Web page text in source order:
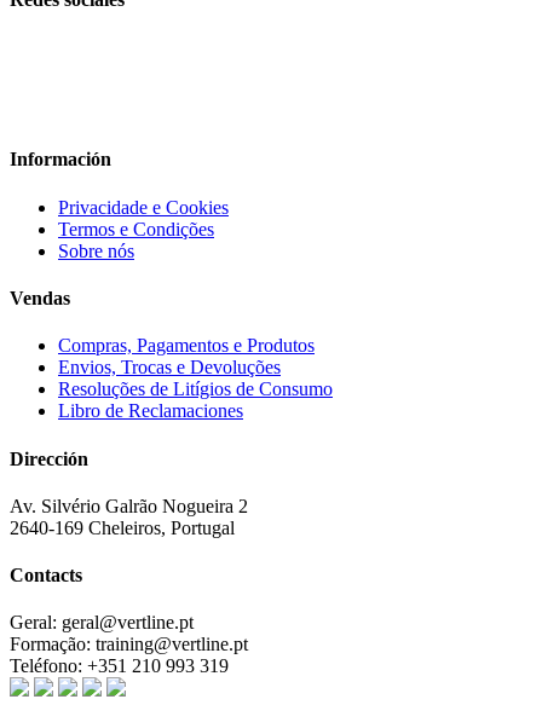
Información
Privacidade e Cookies
Termos e Condições
Sobre nós
Vendas
Compras, Pagamentos e Produtos
Envios, Trocas e Devoluções
Resoluções de Litígios de Consumo
Libro de Reclamaciones
Dirección
Av. Silvério Galrão Nogueira 2
2640-169 Cheleiros, Portugal
Contacts
Geral: geral@vertline.pt
Formação: training@vertline.pt
Teléfono: +351 210 993 319